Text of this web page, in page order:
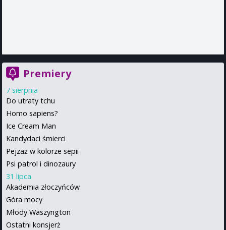
Premiery
7 sierpnia
Do utraty tchu
Homo sapiens?
Ice Cream Man
Kandydaci śmierci
Pejzaż w kolorze sepii
Psi patrol i dinozaury
31 lipca
Akademia złoczyńców
Góra mocy
Młody Waszyngton
Ostatni konsjerż